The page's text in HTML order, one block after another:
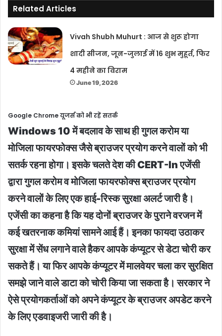
Related Articles
Vivah Shubh Muhurt : आज से शुरू होगा
शादी सीजन, जून-जुलाई में 16 शुभ मुहूर्त, फिर
4 महीने का विराम
June 19, 2026
Google Chrome यूजर्स को भी रहें सतर्क
Windows 10 में बदलाव के साथ ही गुगल करोम या
मोजिला फायरफोक्स जैसे ब्राउजर प्रयोग करने वालों को भी
सतर्क रहना होगा। इसके चलते देश की CERT-In एजेंसी
द्वारा गुगल करोम व मोजिला फायरफोक्स ब्राउजर प्रयोग
करने वालों के लिए एक हाई-रिस्क सुरक्षा अलर्ट जारी है।
एजेंसी का कहना है कि यह दोनों ब्राउजर के पुराने वरजन में
कई खतरनाक कमियां सामने आई हैं। इनका फायदा उठाकर
सुरक्षा में सेंध लगाने वाले हैकर आपके कंप्यूटर से डेटा चोरी कर
सकते हैं। या फिर आपके कंप्यूटर में मालवेयर चला कर सुरक्षित
समझे जाने वाले डाटा को चोरी किया जा सकता है। सरकार ने
ऐसे प्रयोगकर्ताओं को अपने कंप्यूटर के ब्राउजर अपडेट करने
के लिए एडवाइजरी जारी की है।